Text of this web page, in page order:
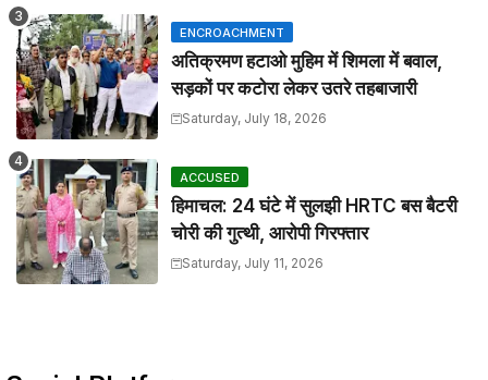
ENCROACHMENT
अतिक्रमण हटाओ मुहिम में शिमला में बवाल,
सड़कों पर कटोरा लेकर उतरे तहबाजारी
Saturday, July 18, 2026
ACCUSED
हिमाचल: 24 घंटे में सुलझी HRTC बस बैटरी
चोरी की गुत्थी, आरोपी गिरफ्तार
Saturday, July 11, 2026